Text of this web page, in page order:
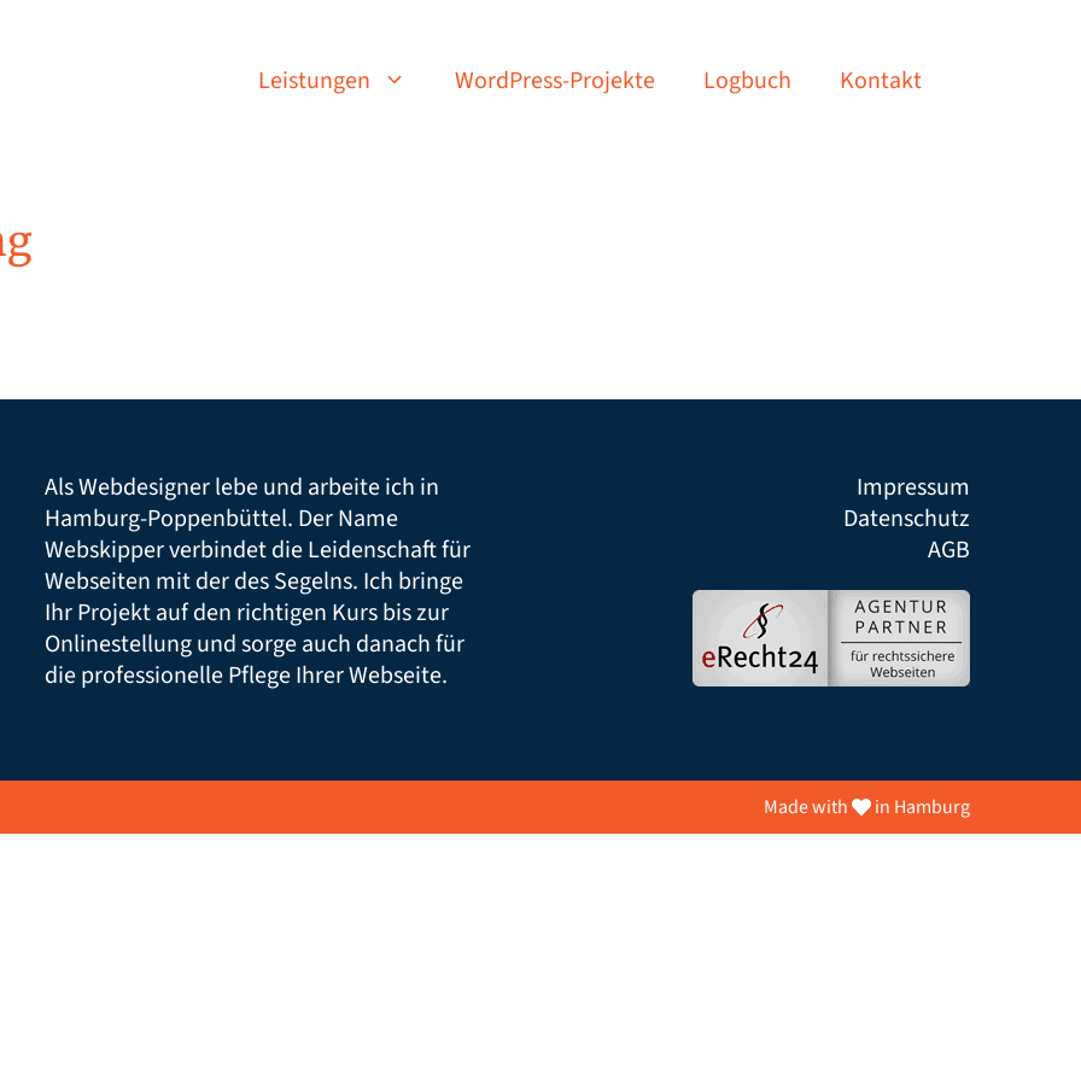
Leistungen WordPress-Projekte Logbuch Kontakt
Als Webdesigner lebe und arbeite ich in
Hamburg-Poppenbüttel. Der Name
Webskipper verbindet die Leidenschaft für
Webseiten mit der des Segelns. Ich bringe
Ihr Projekt auf den richtigen Kurs bis zur
Onlinestellung und sorge auch danach für
die professionelle Pflege Ihrer Webseite.
Impressum
Datenschutz
AGB
Made with in Hamburg